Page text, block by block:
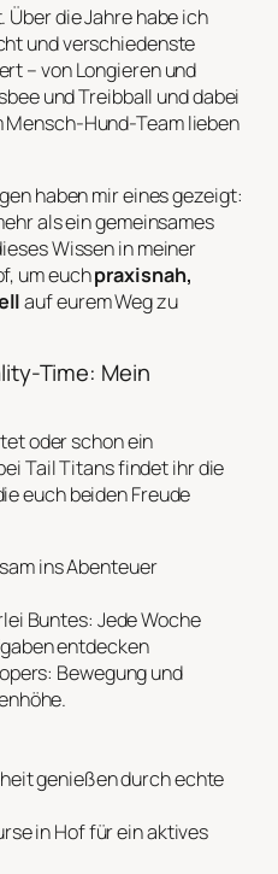
die Jahre habe ich
und verschiedenste
– von Longieren und
und Treibball und dabei
Hund-Team lieben
haben mir eines gezeigt:
als ein gemeinsames
Wissen in meiner
um euchpraxisnah,
auf eurem Weg zu
Time: Mein
oder schon ein
Tail Titans findet ihr die
euch beiden Freude
ins Abenteuer
Buntes: Jede Woche
entdecken
Bewegung und
genießen durch echte
in Hof für ein aktives